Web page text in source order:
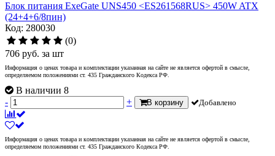
Блок питания ExeGate UNS450 <ES261568RUS> 450W ATX
(24+4+6/8пин)
Код: 280030
(0)
706 руб. за шт
Информация о ценах товара и комплектации указанная на сайте не является офертой в смысле,
определяемом положениями ст. 435 Гражданского Кодекса РФ.
В наличии 8
-
+ В корзину Добавлено
Информация о ценах товара и комплектации указанная на сайте не является офертой в смысле,
определяемом положениями ст. 435 Гражданского Кодекса РФ.